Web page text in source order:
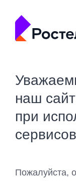
наш
при
сервисов
Пожалуйста,